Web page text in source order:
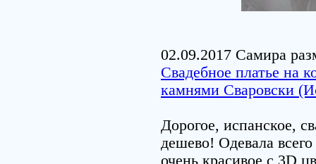
02.09.2017 Самира
Свадебное платье на
камнями Сваровски
Дорогое, испанское,
дешево! Одевала